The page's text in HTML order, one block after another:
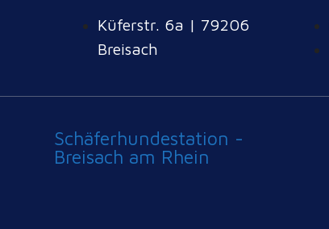
Küferstr. 6a | 79206
Breisach
Schäferhundestation -
Breisach am Rhein